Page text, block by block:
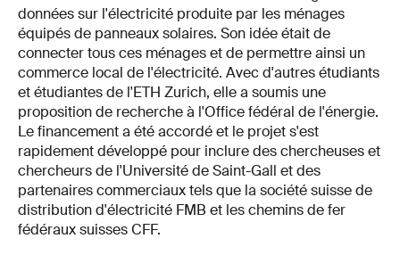
données sur l'électricité produite par les ménages
équipés de panneaux solaires. Son idée était de
connecter tous ces ménages et de permettre ainsi un
commerce local de l'électricité. Avec d'autres étudiants
et étudiantes de l'ETH Zurich, elle a soumis une
proposition de recherche à l'Office fédéral de l'énergie.
Le financement a été accordé et le projet s'est
rapidement développé pour inclure des chercheuses et
chercheurs de l'Université de Saint-Gall et des
partenaires commerciaux tels que la société suisse de
distribution d'électricité FMB et les chemins de fer
fédéraux suisses CFF.